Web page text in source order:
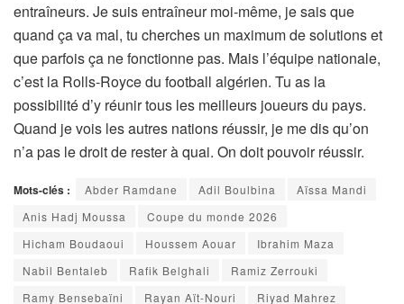
entraîneurs. Je suis entraîneur moi-même, je sais que
quand ça va mal, tu cherches un maximum de solutions et
que parfois ça ne fonctionne pas. Mais l’équipe nationale,
c’est la Rolls-Royce du football algérien. Tu as la
possibilité d’y réunir tous les meilleurs joueurs du pays.
Quand je vois les autres nations réussir, je me dis qu’on
n’a pas le droit de rester à quai. On doit pouvoir réussir.
Mots-clés : Abder Ramdane Adil Boulbina
Aïssa Mandi
Anis Hadj Moussa
Coupe du monde 2026
Hicham Boudaoui
Houssem Aouar
Ibrahim Maza
Nabil Bentaleb
Rafik Belghali
Ramiz Zerrouki
Ramy Bensebaïni
Rayan Aït-Nouri
Riyad Mahrez